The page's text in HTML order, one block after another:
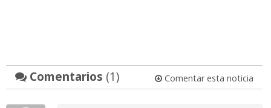
Comentarios (1) Comentar esta noticia